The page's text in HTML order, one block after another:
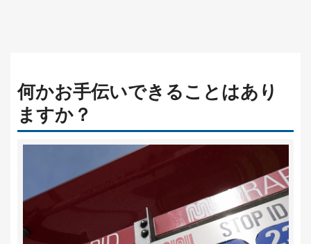
何かお手伝いできることはあり
ますか？